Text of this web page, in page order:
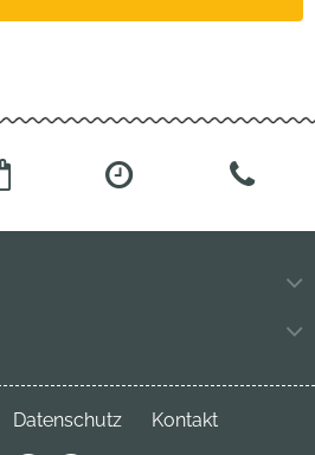
Datenschutz Kontakt